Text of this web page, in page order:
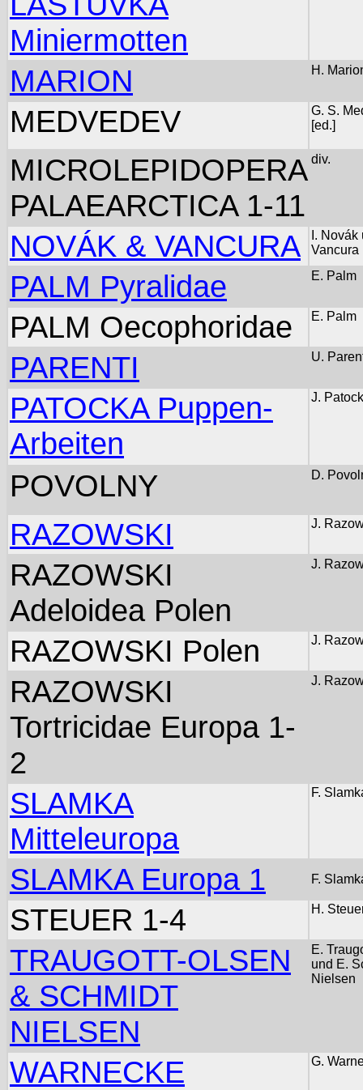
Miniermotten
MARION H.
MEDVEDEV
G. S.
[ed.]
MICROLEPIDOPERA
PALAEARCTICA 1-11
div.
NOVÁK & VANCURA
I. Novák
Vancura
PALM Pyralidae E. Palm
PALM Oecophoridae E. Palm
PARENTI U.
PATOCKA Puppen-
Arbeiten
J.
POVOLNY D.
RAZOWSKI J.
RAZOWSKI
Adeloidea Polen
J.
RAZOWSKI Polen J.
RAZOWSKI
Tortricidae Europa 1-
2
J.
SLAMKA
Mitteleuropa
F.
SLAMKA Europa 1 F.
STEUER 1-4 H.
TRAUGOTT-OLSEN
& SCHMIDT
NIELSEN
E.
und E.
Nielsen
WARNECKE G.